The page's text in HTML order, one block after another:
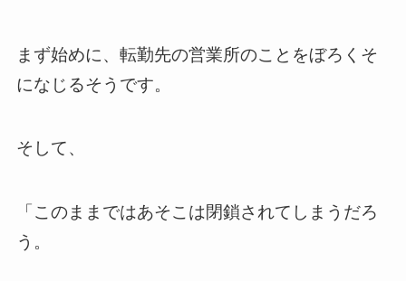
まず始めに、転勤先の営業所のことをぼろくそ
になじるそうです。
そして、
「このままではあそこは閉鎖されてしまうだろ
う。